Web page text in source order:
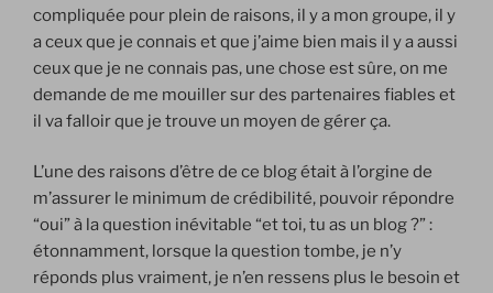
compliquée pour plein de raisons, il y a mon groupe, il y
a ceux que je connais et que j’aime bien mais il y a aussi
ceux que je ne connais pas, une chose est sûre, on me
demande de me mouiller sur des partenaires fiables et
il va falloir que je trouve un moyen de gérer ça.
L’une des raisons d’être de ce blog était à l’orgine de
m’assurer le minimum de crédibilité, pouvoir répondre
“oui” à la question inévitable “et toi, tu as un blog ?” :
étonnamment, lorsque la question tombe, je n’y
réponds plus vraiment, je n’en ressens plus le besoin et